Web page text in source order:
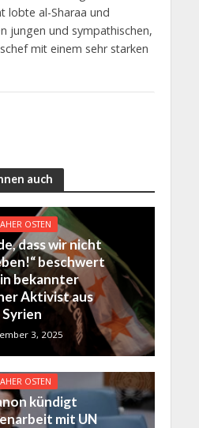
lobte al-Sharaa und
jungen und sympathischen,
mit einem sehr starken
auch
OSTEN
dass wir nicht
beschwert
bekannter
Aktivist aus
Syrien
3, 2025
OSTEN
kündigt
mit UN